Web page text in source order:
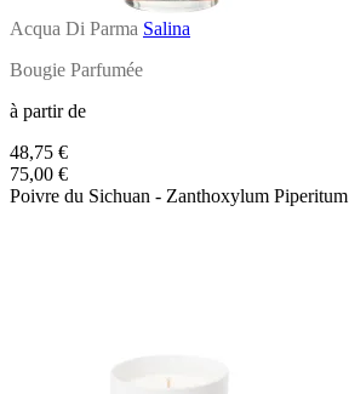
Acqua Di Parma Salina
Bougie Parfumée
à partir de
48,75 €
75,00 €
Poivre du Sichuan - Zanthoxylum Piperitum